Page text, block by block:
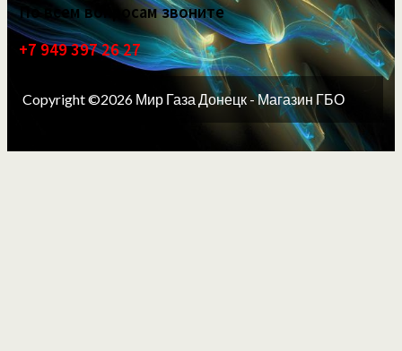
По всем вопросам звоните
+7 949 397 26 27
Copyright ©2026 Мир Газа Донецк - Магазин ГБО